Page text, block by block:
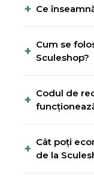
+ Ce
+ Cum se
Sculeshop?
+ Codul de
+ Cât poți
de la